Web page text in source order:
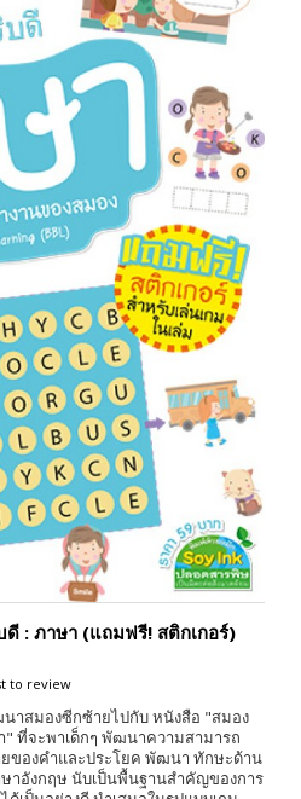
: ภาษา (แถมฟรี! สติกเกอร์)
to review
าสมองซีกซ้ายไปกับ หนังสือ "สมอง
ที่จะพาเด็กๆ พัฒนาความสามารถ
ของคำและประโยค พัฒนา ทักษะด้าน
าอังกฤษ นับเป็นพื้นฐานสำคัญของการ